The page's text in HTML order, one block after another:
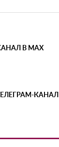
В MAX
КАНАЛ